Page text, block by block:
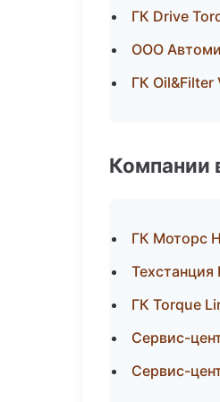
ГК Drive
ООО
ГК
Компании
ГК Моторс
ГК Torque
Сервис-
Сервис-